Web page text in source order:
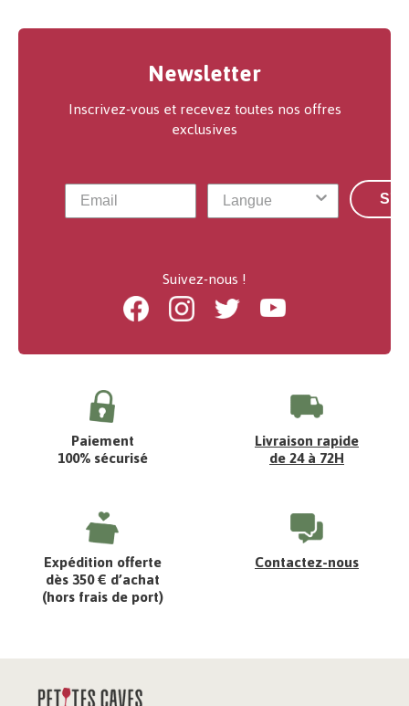
Newsletter
Inscrivez-vous et recevez toutes nos offres
exclusives
Suivez-nous !
FacebookInstagramTwitter Youtube
Paiement
100% sécurisé
Livraison rapide
de 24 à 72H
Expédition offerte
dès 350 € d’achat
(hors frais de port)
Contactez-nous